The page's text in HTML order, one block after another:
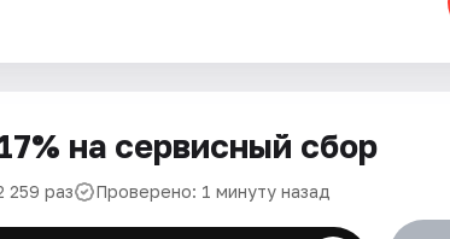
на сервисный сбор
259 раз Проверено: 1 минуту назад